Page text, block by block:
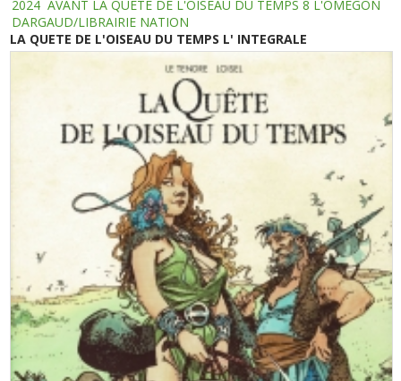
2024 AVANT LA QUETE DE L'OISEAU DU TEMPS 8 L'OMEGON
DARGAUD/LIBRAIRIE NATION
LA QUETE DE L'OISEAU DU TEMPS L' INTEGRALE